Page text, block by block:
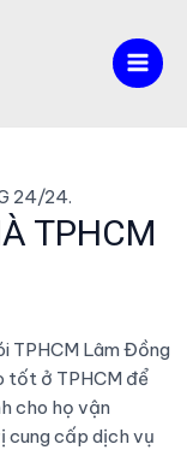
Main
24/24.
TPHCM
TPHCM Lâm Đồng
tốt ở TPHCM để
cho họ vận
cung cấp dịch vụ